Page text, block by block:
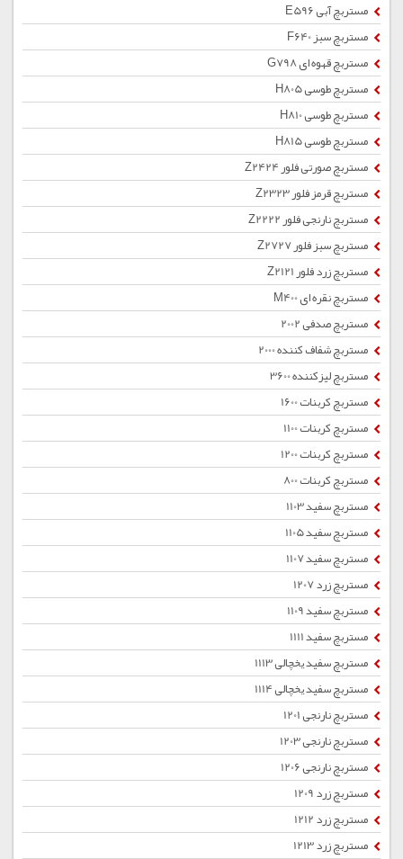
مستربچ آبی E596
مستربچ سبز F640
مستربچ قهوه ای G798
مستربچ طوسی H805
مستربچ طوسی H810
مستربچ طوسی H815
مستربچ صورتی فلور Z2424
مستربچ قرمز فلور Z2323
مستربچ نارنجی فلور Z2222
مستربچ سبز فلور Z2727
مستربچ زرد فلور Z2121
مستربچ نقره ای M400
مستربچ صدفی 2002
مستربچ شفاف کننده 2000
مستربچ لیزکننده 3600
مستربچ کربنات 1600
مستربچ کربنات 1100
مستربچ کربنات 1200
مستربچ کربنات 800
مستربچ سفید 1103
مستربچ سفید 1105
مستربچ سفید 1107
مستربچ زرد 1207
مستربچ سفید 1109
مستربچ سفید 1111
مستربچ سفید یخچالی 1113
مستربچ سفید یخچالی 1114
مستربچ نارنجی 1201
مستربچ نارنجی 1203
مستربچ نارنجی 1206
مستربچ زرد 1209
مستربچ زرد 1212
مستربچ زرد 1213